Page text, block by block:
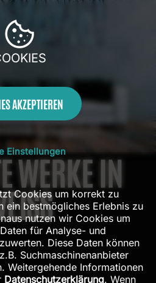
sichtbar.
WERKE IN
AKZEPTIEREN
Einstellungen
Cookies um korrekt zu
ein bestmögliches Erlebnis zu
nutzen wir Cookies um
für Analyse- und
Diese Daten können
Suchmaschinenanbieter
Weitergehende Informationen
Datenschutzerklärung. Wenn